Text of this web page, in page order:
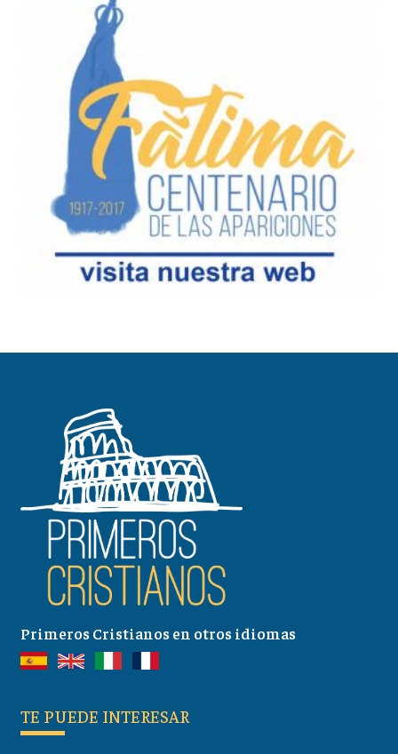
Primeros Cristianos en otros idiomas
TE PUEDE INTERESAR